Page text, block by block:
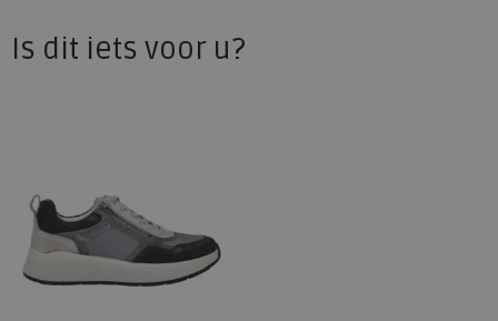
Is dit iets voor u?